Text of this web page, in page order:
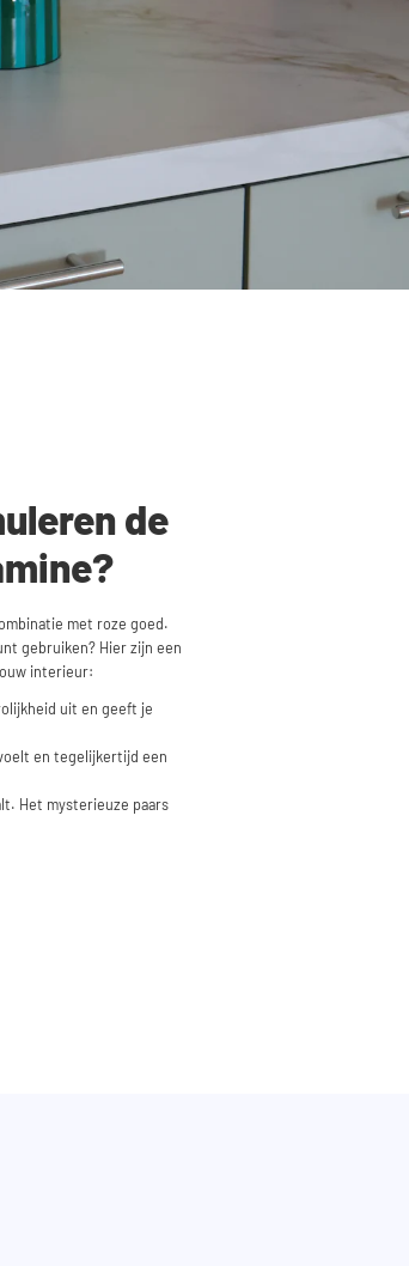
de
met roze goed.
gebruiken? Hier zijn een
interieur:
uit en geeft je
en tegelijkertijd een
Het mysterieuze paars